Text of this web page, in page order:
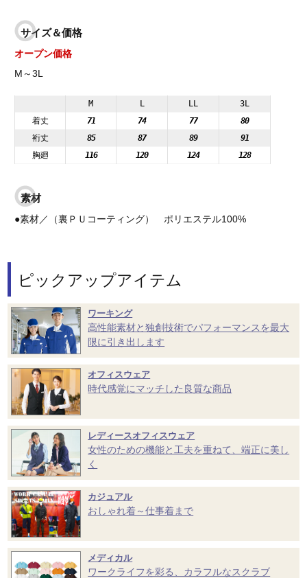
サイズ＆価格
オープン価格
M～3L
M L LL
3L
着丈
71 74 77
80
裄丈
85 87 89
91
胸廻
116 120 124 128
素材
●素材／（裏ＰＵコーティング） ポリエステル100%
ピックアップアイテム
ワーキング
高性能素材と独創技術でパフォーマンスを最大
限に引き出します
オフィスウェア
時代感覚にマッチした良質な商品
レディースオフィスウェア
女性のための機能と工夫を重ねて、端正に美し
く
カジュアル
おしゃれ着～仕事着まで
メディカル
ワークライフを彩る、カラフルなスクラブ